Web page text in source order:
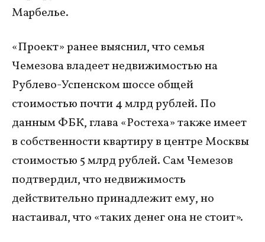
Марбелье.
«Проект» ранее выяснил, что семья
Чемезова владеет недвижимостью на
Рублево-Успенском шоссе общей
стоимостью почти 4 млрд рублей. По
данным ФБК, глава «Ростеха» также имеет
в собственности квартиру в центре Москвы
стоимостью 5 млрд рублей. Сам Чемезов
подтвердил, что недвижимость
действительно принадлежит ему, но
настаивал, что «таких денег она не стоит».